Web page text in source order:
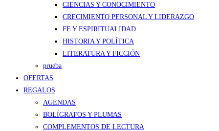
CIENCIAS Y CONOCIMIENTO
CRECIMIENTO PERSONAL Y LIDERAZGO
FE Y ESPIRITUALIDAD
HISTORIA Y POLÍTICA
LITERATURA Y FICCIÓN
prueba
OFERTAS
REGALOS
AGENDAS
BOLÍGRAFOS Y PLUMAS
COMPLEMENTOS DE LECTURA